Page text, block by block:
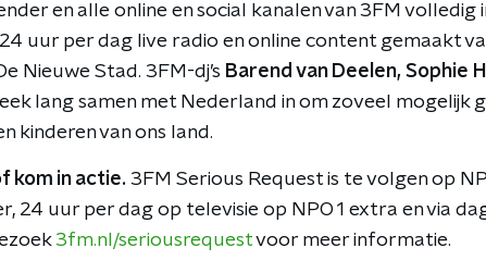
en alle online en social kanalen van 3FM volledig
uur per dag live radio en online content gemaakt
Nieuwe Stad. 3FM-dj’s Barend van Deelen, Sophie
lang samen met Nederland in om zoveel mogelijk
kinderen van ons land.
kom in actie. 3FM Serious Request is te volgen op
24 uur per dag op televisie op NPO 1 extra en via
3fm.nl/seriousrequestvoor meer informatie.